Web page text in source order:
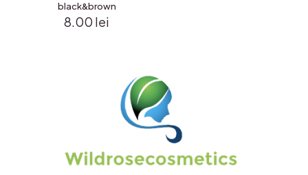
black&brown
8.00 lei